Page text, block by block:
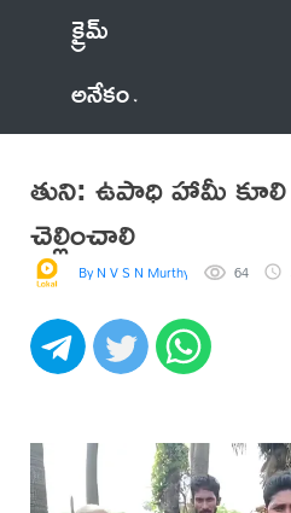
క్రైమ్
అనేకం
తుని: ఉపాధి హామీ
చెల్లించాలి
By N V S N Murthy 64